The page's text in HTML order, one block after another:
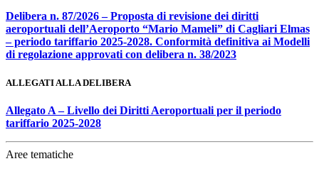
Delibera n. 87/2026 –Proposta di revisione dei diritti
aeroportuali dell’Aeroporto “Mario Mameli” di Cagliari Elmas
– periodo tariffario 2025-2028. Conformità definitiva ai Modelli
di regolazione approvati con delibera n. 38/2023
ALLEGATI ALLA DELIBERA
Allegato A – Livello dei Diritti Aeroportuali per il periodo
tariffario 2025-2028
Aree tematiche